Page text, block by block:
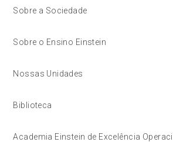
Sobre a Sociedade
Sobre o Ensino Einstein
Nossas Unidades
Biblioteca
Academia Einstein de Excelência